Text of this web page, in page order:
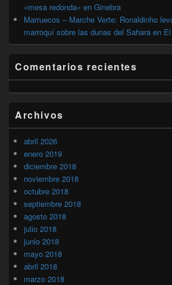
«mesa redonda» en Ginebra
Marruecos – Marche Verte: Ronaldinho
marroquí sobre las dunas del Sahara en
Comentarios recientes
Archivos
abril 2026
enero 2019
diciembre 2018
noviembre 2018
octubre 2018
septiembre 2018
agosto 2018
julio 2018
junio 2018
mayo 2018
abril 2018
marzo 2018